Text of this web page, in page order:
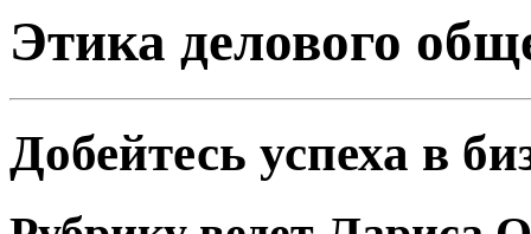
Этика делового
Добейтесь успеха в